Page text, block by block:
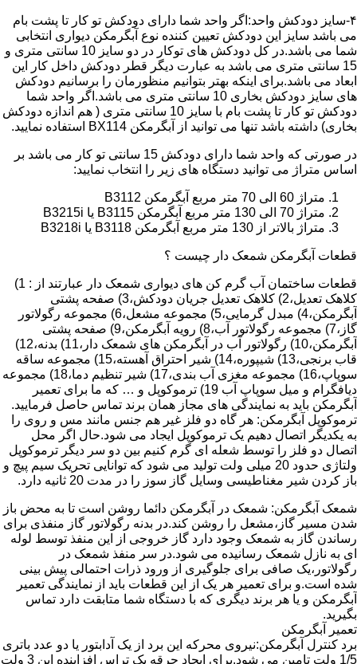
۴-سایز دودکش واحد:اگر واحد شما دارای دودکش تو کار تا پشت بام
می باشد سایز این دودکش تعیین کننده نوع آبگرمکن دیواری انتخابی
شما می باشد.در کل دودکش های توکار در دو سایز 10 سانتی متری و
15 سانتی متری می باشد به عبارت دیگر قطر دودکش داخل کار این
ابعاد می باشد.برای اینکه بهتر بتوانیم منظورمان را برسانیم دودکش
های سایز دودکش بخاری 10 سانتی متری می باشد.اگر واحد شما
دودکش تو کار تا پشت بام با سایز 10 سانتی متری ( هم اندازه دودکش
بخاری) داشته باشد تنها می توانید از آبگرمکن BX114 استفاده نمایید.
در صورتی که واحد شما دارای دودکش 15 سانتی تو کار می باشد بر
اساس متراژ می توانید دستگاه های زیر را انتخاب نمایید:
متراژ 60 الی 70 متر مربع آبگرمکن B3112
متراژ 70 الی 130 متر مربع آبگرمکن B3115 یا B3215i
متراژ بالاتر از 130 متر مربع آبگرمکن B3118 یا B3218i
قطعات آبگرمکن شمعک دار چیست ؟
قطعات ساختمان آب گرم کن های دیواری شمعک دار عبارتند از : 1)
کلاهک تعدیل،2) کلاهک تعدیل جریان دودکش،3) صفحه پشتی
آبگرمکن،4) مبدل گرمایی،5) مجموعه مشعل،6) مجموعه رگولاتور
گاز،7) مجموعه رگولاتور آب،8) رویه آبگرمکن،9) صفحه پشتی
آبگرمکن،10) رگولاتور آب در آبگرمکن های شمعک دار،11) بدنه،12)
قاب برنجی،13) شیپوره،14) شیر احتراق آهسته،15) مجموعه ساقه
سوپاپ،16) مجموعه مغزی آب بندی،17) شیر تنظیم دما،18) مجموعه
دیافگرام و میل سوپاپ آب 19) ترموکوپل و … که ما برای تعمیر
آبگرمکن باید به نمایندگی های مجاز همان برند تماس حاصل فرمایید.
ترموکوپل آبگرمکن: هر گاه دو فلز غیر هم جنس مانند مس و روی را
به یکدیگر اتصال دهیم یک ترموکوپل ایجاد می شود.حال اگر محل
اتصال دو فلز را توسط شعله ای گرم کنیم بین دو سر دیگر ترموکوپل
ولتاژی حدود 20 میلی ولت تولید می شود که توانایی تحریک سیم پیچ و
باز کردن شیر مغناطیسی وسایل گاز سوز را در مدت 20 ثانیه دارد.
شمعک آبگرمکن: شمعک در آبگرمکن دائما روشن است تا به محض باز
شدن مسیر گاز،مشعل را روشن کند.در بدنه رگولاتور گاز منفذی برای
رساندن گاز به شمعک وجود دارد گاز خروجی از این منفذ توسط لوله
ای به نازل شمعک رسانیده می شود.در سر منفذ شمعک در
رگولاتور،یک صافی برای جلوگیری از ورود ذرات احتمالی پیش بینی
شده است.و برای تعمیر هر یک از این قطعات باید از نمایندگی تعمیر
آبگرمکن و یا هر برند دیگری که با دستگاه شما متابقت دارد تماس
بگیرید.
تعمیر آبگرمکن
برد کنترل آبگرمکن:نیروی محرکه این برد از یک آدابتور یا دو عدد باتری
1/5 ولت تامین می شود.برای ایجاد جرقه یک تراس افزاینده این 3 ولت